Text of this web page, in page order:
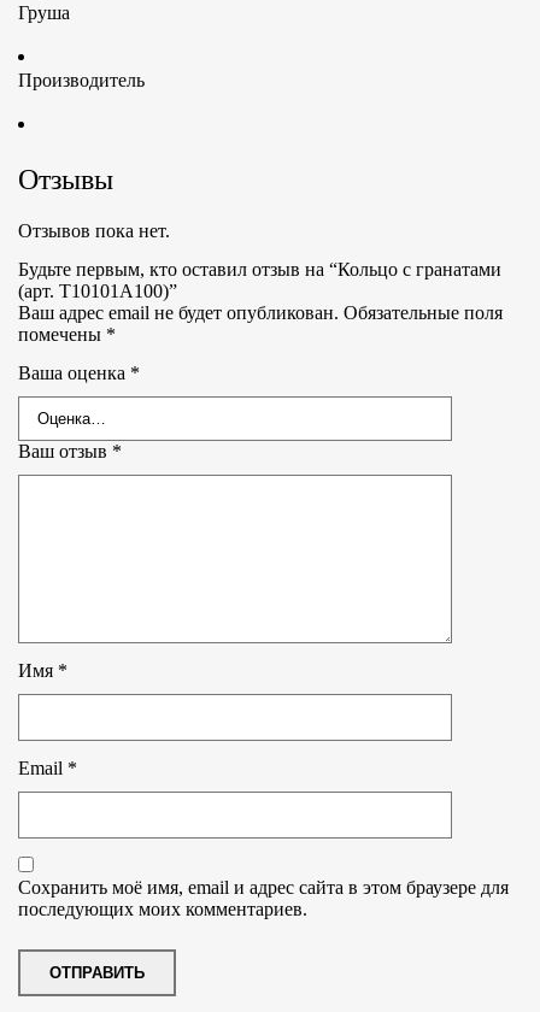
Груша
Производитель
Отзывы
Отзывов пока нет.
Будьте первым, кто оставил отзыв на “Кольцо с гранатами
(арт. Т10101А100)”
Ваш адрес email не будет опубликован. Обязательные поля
помечены *
Ваша оценка *
Ваш отзыв *
Имя *
Email *
Сохранить моё имя, email и адрес сайта в этом браузере для
последующих моих комментариев.